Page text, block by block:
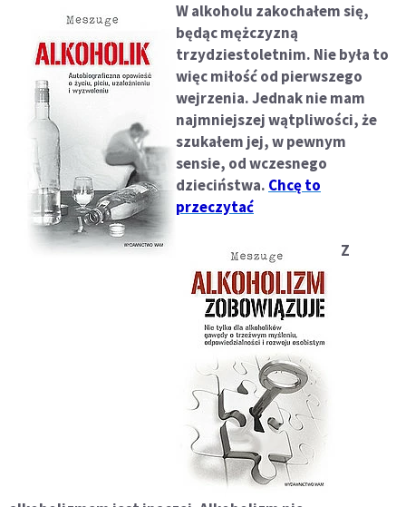
W alkoholu zakochałem się,
będąc mężczyzną
trzydziestoletnim. Nie była to
więc miłość od pierwszego
wejrzenia. Jednak nie mam
najmniejszej wątpliwości, że
szukałem jej, w pewnym
sensie, od wczesnego
dzieciństwa. Chcę to
przeczytać
Z